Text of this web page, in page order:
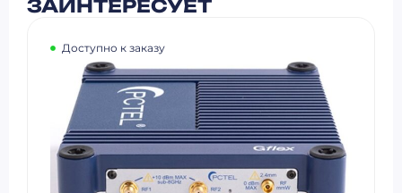
ЗАИНТЕРЕСУЕТ
Доступно к заказу